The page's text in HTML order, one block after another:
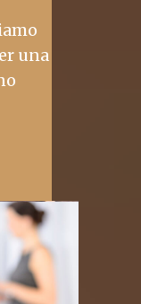
una